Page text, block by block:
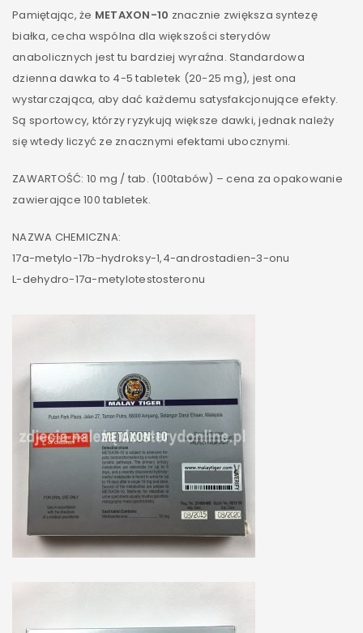
Pamiętając, że METAXON-10 znacznie zwiększa syntezę
białka, cecha wspólna dla większości sterydów
anabolicznych jest tu bardziej wyraźna. Standardowa
dzienna dawka to 4-5 tabletek (20-25 mg), jest ona
wystarczająca, aby dać każdemu satysfakcjonujące efekty.
Są sportowcy, którzy ryzykują większe dawki, jednak należy
się wtedy liczyć ze znacznymi efektami ubocznymi.
ZAWARTOŚĆ: 10 mg / tab. (100tabów) – cena za opakowanie
zawierające 100 tabletek.
NAZWA CHEMICZNA:
17a-metylo-17b-hydroksy-1,4-androstadien-3-onu
L-dehydro-17a-metylotestosteronu